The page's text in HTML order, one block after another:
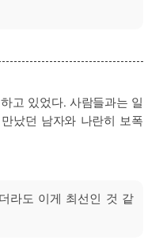
고 있었다. 사람들과는 일
났던 남자와 나란히 보폭
라도 이게 최선인 것 같